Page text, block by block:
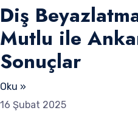
Diş
Mutlu ile
Sonuçlar
Oku »
16 Şubat 2025